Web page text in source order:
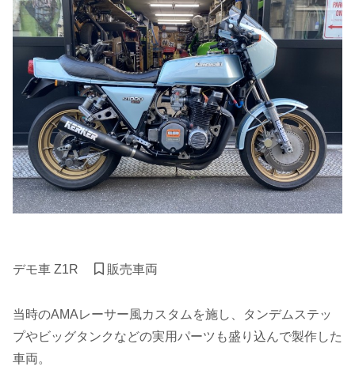
デモ車 Z1R 販売車両
当時のAMAレーサー風カスタムを施し、タンデムステッ
プやビッグタンクなどの実用パーツも盛り込んで製作した
車両。